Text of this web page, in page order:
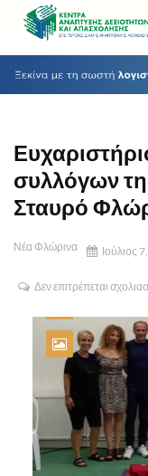
συλλόγων
Σταυρό
Νέα Φλώρινα Ιούλιος
Δεν επιτρέπεται